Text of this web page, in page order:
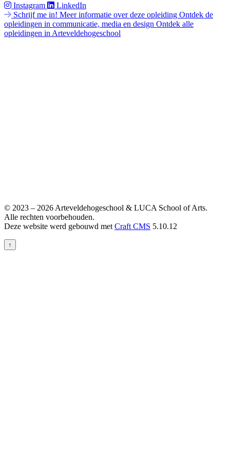
Instagram
LinkedIn
Schrijf me in! Meer informatie over deze opleiding Ontdek de
opleidingen in communicatie, media en design Ontdek alle
opleidingen in Arteveldehogeschool
© 2023 – 2026 Arteveldehogeschool & LUCA School of Arts.
Alle rechten voorbehouden.
Deze website werd gebouwd met Craft CMS 5.10.12
↑